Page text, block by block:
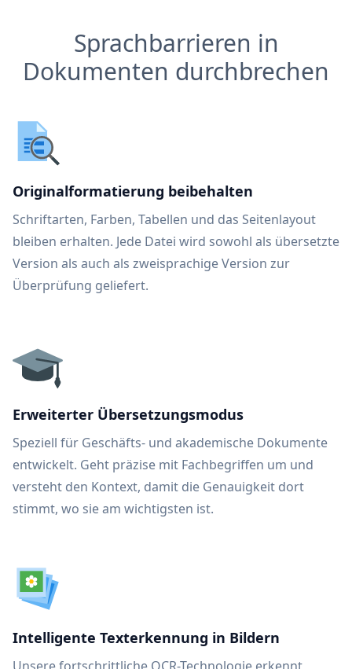
Sprachbarrieren in
Dokumenten durchbrechen
Originalformatierung beibehalten
Schriftarten, Farben, Tabellen und das Seitenlayout
bleiben erhalten. Jede Datei wird sowohl als übersetzte
Version als auch als zweisprachige Version zur
Überprüfung geliefert.
Erweiterter Übersetzungsmodus
Speziell für Geschäfts- und akademische Dokumente
entwickelt. Geht präzise mit Fachbegriffen um und
versteht den Kontext, damit die Genauigkeit dort
stimmt, wo sie am wichtigsten ist.
Intelligente Texterkennung in Bildern